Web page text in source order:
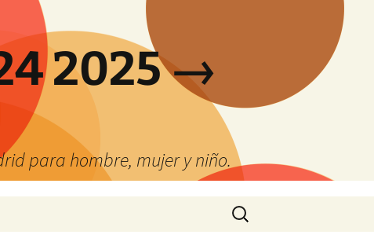
2025 →
para hombre, mujer y niño.
Buscar: